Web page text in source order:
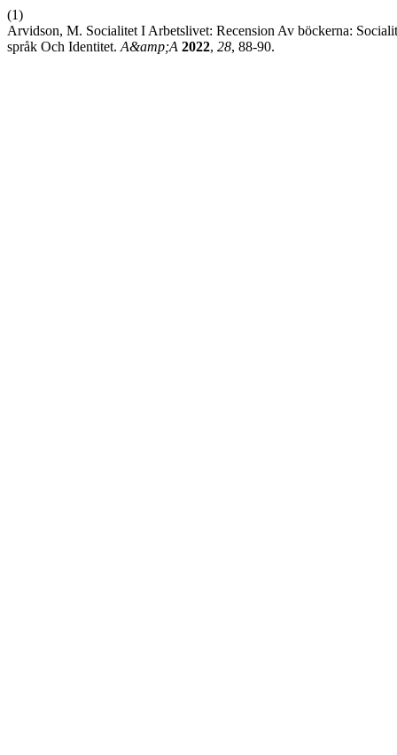
(1)
Arvidson, M. Socialitet I Arbetslivet: Recension Av böckerna:
språk Och Identitet. A&amp;A 2022, 28, 88-90.